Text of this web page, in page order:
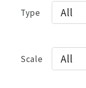
Type
Scale